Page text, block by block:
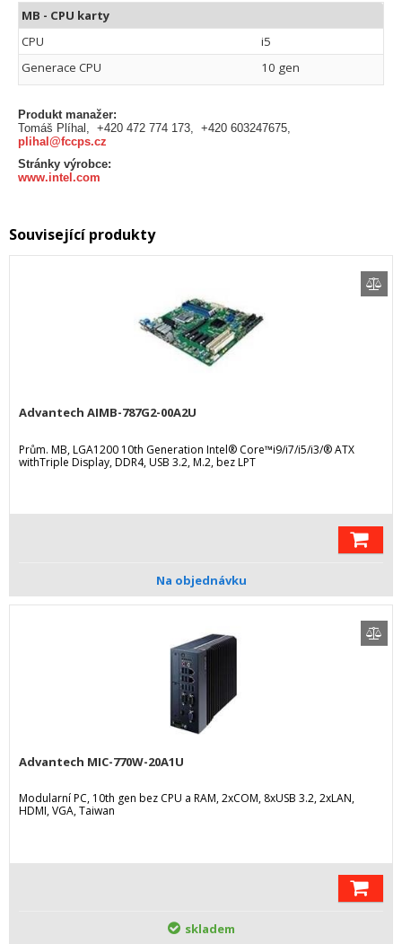
MB - CPU karty
CPU
i5
Generace CPU
10 gen
Produkt manažer:
Tomáš Plíhal, +420 472 774 173, +420 603247675,
plihal@fccps.cz
Stránky výrobce:
www.intel.com
Související produkty
Advantech AIMB-787G2-00A2U
Prům. MB, LGA1200 10th Generation Intel® Core™i9/i7/i5/i3/® ATX
withTriple Display, DDR4, USB 3.2, M.2, bez LPT
Na objednávku
Advantech MIC-770W-20A1U
Modularní PC, 10th gen bez CPU a RAM, 2xCOM, 8xUSB 3.2, 2xLAN,
HDMI, VGA, Taiwan
skladem